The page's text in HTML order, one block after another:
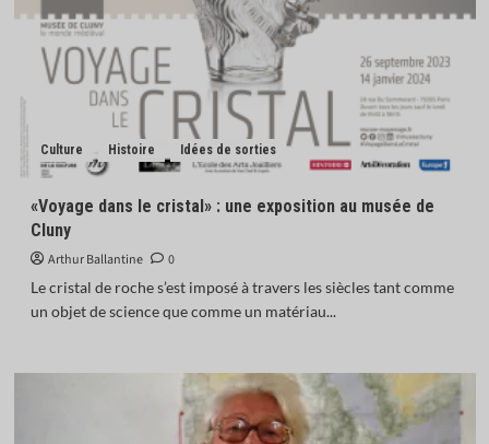
Afrique Monde
Madagascar : la transition Randrianirina ouvre
grand la porte à Moscou
Actualités Économie Industrie
L’Inde donne son feu vert à l’achat de 114 Rafale
Mauritanie : en libérant neuf salafistes,
Ghazouani confirme l’exception de son pays
Chroniques libres Économie Opinions
L’euro numérique : bastion de la souveraineté
monétaire européenne ?
Culture Histoire Idées de sorties
«Voyage dans le cristal» : une exposition au musée de
Cluny
Arthur Ballantine
0
Le cristal de roche s’est imposé à travers les siècles tant comme
un objet de science que comme un matériau...